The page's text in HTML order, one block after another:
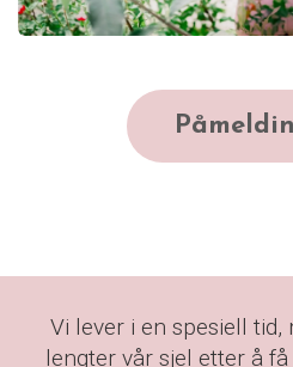
Vi lever i en spesiell
lengter vår sjel etter å få